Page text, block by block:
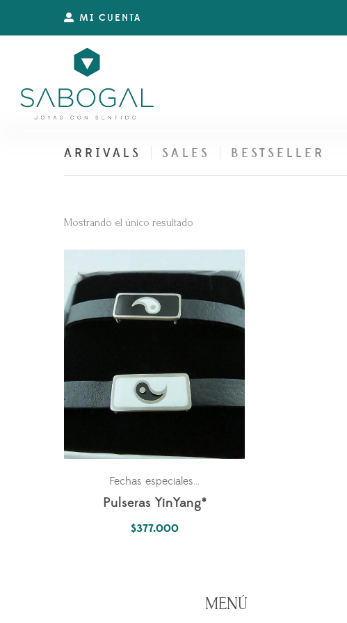
MI CUENTA
ARRIVALS SALES BESTSELLER
Mostrando el único resultado
Fechas especiales
,Para los dos
Pulseras YinYang*
$377.000
MENÚ